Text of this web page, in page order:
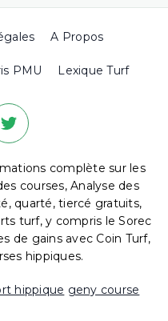
A Propos
PMU Lexique Turf
complète sur les
courses, Analyse des
quarté, tiercé gratuits,
turf, y compris le Sorec
de gains avec Coin Turf,
hippiques.
hippique geny course